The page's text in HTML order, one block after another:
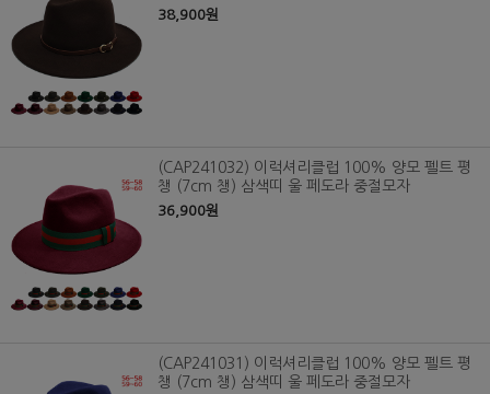
38,900원
(CAP241032) 이럭셔리클럽 100% 양모 펠트 평
챙 (7cm 챙) 삼색띠 울 페도라 중절모자
36,900원
(CAP241031) 이럭셔리클럽 100% 양모 펠트 평
챙 (7cm 챙) 삼색띠 울 페도라 중절모자